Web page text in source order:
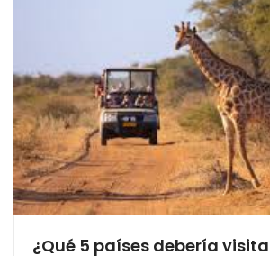
¿Qué 5 países debería